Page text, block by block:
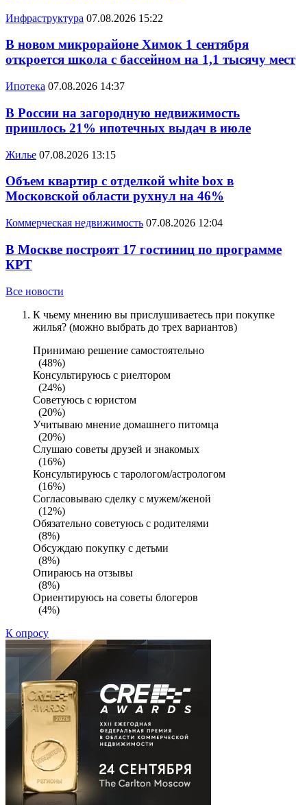
Инфраструктура 07.08.2026 15:22
В новом микрорайоне Химок 1 сентября
откроется школа с бассейном на 1,1 тысячу мест
Ипотека 07.08.2026 14:37
В России на загородную недвижимость
пришлось 21% ипотечных выдач в июле
Жилье 07.08.2026 13:15
Объем квартир с отделкой white box в
Московской области рухнул на 46%
Коммерческая недвижимость 07.08.2026 12:04
В Москве построят 17 гостиниц по программе
КРТ
Все новости
К чьему мнению вы прислушиваетесь при покупке
жилья? (можно выбрать до трех вариантов)
Принимаю решение самостоятельно
(48%)
Консультируюсь с риелтором
(24%)
Советуюсь с юристом
(20%)
Учитываю мнение домашнего питомца
(20%)
Слушаю советы друзей и знакомых
(16%)
Консультируюсь с тарологом/астрологом
(16%)
Согласовываю сделку с мужем/женой
(12%)
Обязательно советуюсь с родителями
(8%)
Обсуждаю покупку с детьми
(8%)
Опираюсь на отзывы
(8%)
Ориентируюсь на советы блогеров
(4%)
К опросу